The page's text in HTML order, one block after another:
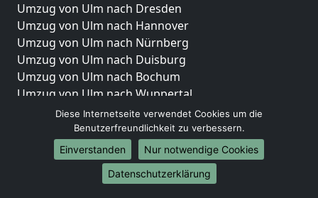
Umzug von Ulm nach Dresden
Umzug von Ulm nach Hannover
Umzug von Ulm nach Nürnberg
Umzug von Ulm nach Duisburg
Umzug von Ulm nach Bochum
Umzug von Ulm nach Wuppertal
Umzug von Ulm nach Bielefeld
Umzug von Ulm nach Bonn
Umzug von Ulm nach Münster
Internationale-Umzüge
Diese Internetseite verwendet Cookies um die
Benutzerfreundlichkeit zu verbessern.
Einverstanden
Nur notwendige Cookies
Datenschutzerklärung